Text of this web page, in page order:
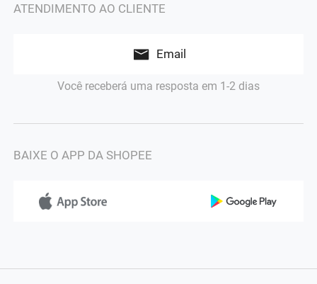
ATENDIMENTO AO CLIENTE
Email
Você receberá uma resposta em 1-2 dias
BAIXE O APP DA SHOPEE